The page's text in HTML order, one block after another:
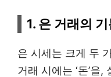
1. 은 거래의
은 시세는 크게 두
거래 시에는 ‘돈’을